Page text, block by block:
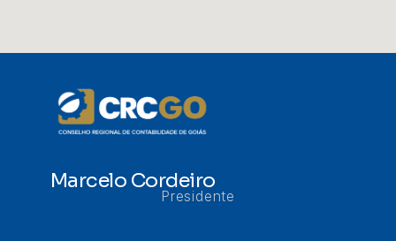
Marcelo Cordeiro
Presidente